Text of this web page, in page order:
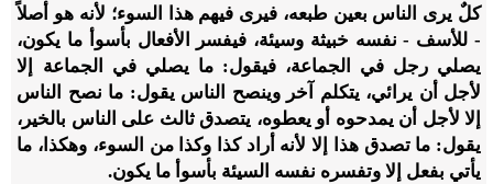
كلٌ يرى الناس بعين طبعه، فيرى فيهم هذا السوء؛ لأنه هو أصلاً
- للأسف - نفسه خبيثة وسيئة، فيفسر الأفعال بأسوأ ما يكون،
يصلي رجل في الجماعة، فيقول: ما يصلي في الجماعة إلا
لأجل أن يرائي، يتكلم آخر وينصح الناس يقول: ما نصح الناس
إلا لأجل أن يمدحوه أو يعطوه، يتصدق ثالث على الناس بالخير،
يقول: ما تصدق هذا إلا لأنه أراد كذا وكذا من السوء، وهكذا، ما
يأتي بفعل إلا وتفسره نفسه السيئة بأسوأ ما يكون.